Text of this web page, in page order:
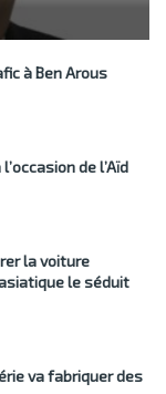
à Ben Arous
de l’Aïd
la voiture
le séduit
va fabriquer des